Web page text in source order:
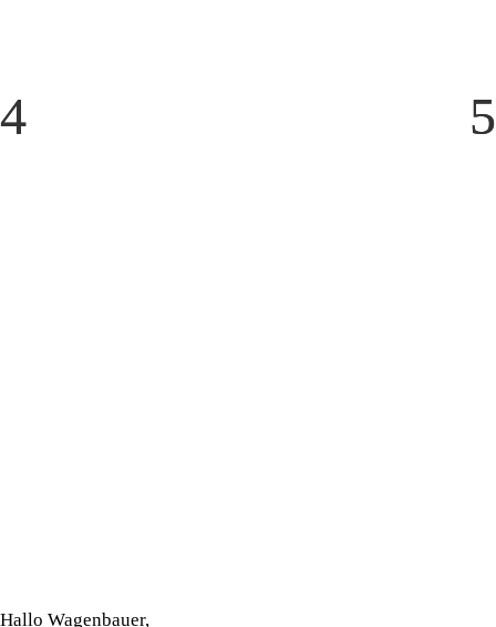
Hallo Wagenbauer,